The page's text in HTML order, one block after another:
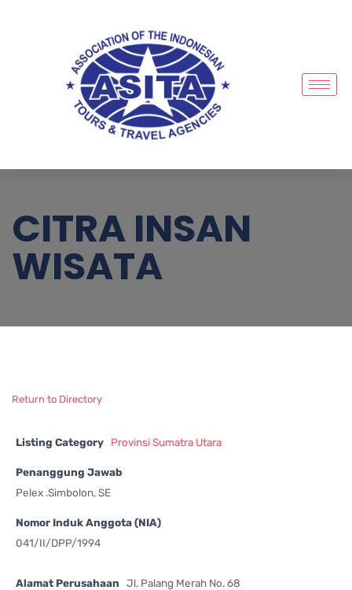
CITRA INSAN
WISATA
Return to Directory
Listing Category Provinsi Sumatra Utara
Penanggung Jawab
Pelex .Simbolon, SE
Nomor Induk Anggota (NIA)
041/II/DPP/1994
Alamat Perusahaan Jl. Palang Merah No. 68